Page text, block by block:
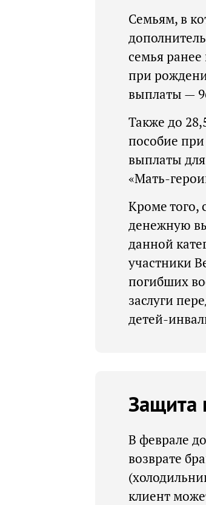
Семьям, в
семья ранее
при
выплаты —
Также до
пособие
выплаты
«Мать-
Кроме того,
денежную
данной
участники
погибших
заслуги
детей-
Защита
В феврале
возврате
клиент